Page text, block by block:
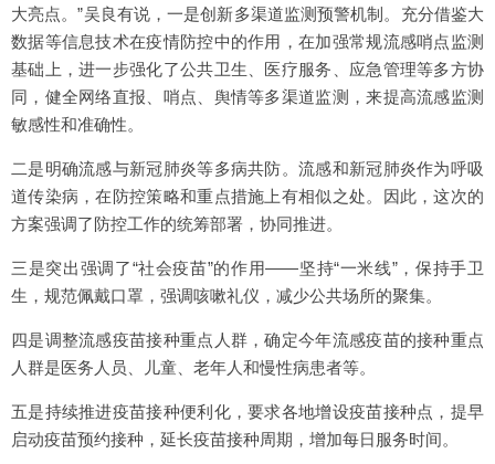
大亮点。”吴良有说，一是创新多渠道监测预警机制。充分借鉴大
数据等信息技术在疫情防控中的作用，在加强常规流感哨点监测
基础上，进一步强化了公共卫生、医疗服务、应急管理等多方协
同，健全网络直报、哨点、舆情等多渠道监测，来提高流感监测
敏感性和准确性。
二是明确流感与新冠肺炎等多病共防。流感和新冠肺炎作为呼吸
道传染病，在防控策略和重点措施上有相似之处。因此，这次的
方案强调了防控工作的统筹部署，协同推进。
三是突出强调了“社会疫苗”的作用——坚持“一米线”，保持手卫
生，规范佩戴口罩，强调咳嗽礼仪，减少公共场所的聚集。
四是调整流感疫苗接种重点人群，确定今年流感疫苗的接种重点
人群是医务人员、儿童、老年人和慢性病患者等。
五是持续推进疫苗接种便利化，要求各地增设疫苗接种点，提早
启动疫苗预约接种，延长疫苗接种周期，增加每日服务时间。